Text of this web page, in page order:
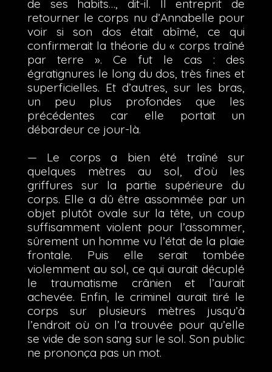
de ses habits…, dit-il. Il entreprit de
retourner le corps nu d’Annabelle pour
voir si son dos était abîmé, ce qui
confirmerait la théorie du « corps traîné
par terre ». Ce fut le cas : des
égratignures le long du dos, très fines et
superficielles. Et d’autres, sur les bras,
un peu plus profondes que les
précédentes car elle portait un
débardeur ce jour-là.
— Le corps a bien été traîné sur
quelques mètres au sol, d’où les
griffures sur la partie supérieure du
corps. Elle a dû être assommée par un
objet plutôt ovale sur la tête, un coup
suffisamment violent pour l’assommer,
sûrement un homme vu l’état de la plaie
frontale. Puis elle serait tombée
violemment au sol, ce qui aurait décuplé
le traumatisme crânien et l’aurait
achevée. Enfin, le criminel aurait tiré le
corps sur plusieurs mètres jusqu’à
l’endroit où on l’a trouvée pour qu’elle
se vide de son sang sur le sol. Son public
ne prononça pas un mot.